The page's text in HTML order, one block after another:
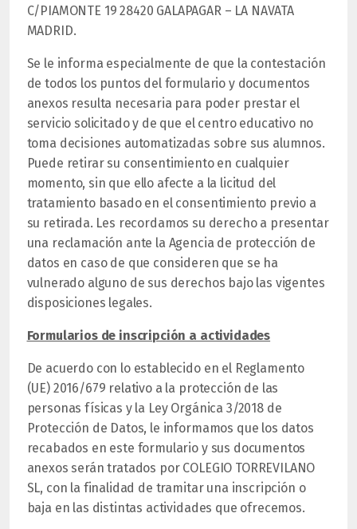
C/PIAMONTE 19 28420 GALAPAGAR – LA NAVATA
MADRID.
Se le informa especialmente de que la contestación
de todos los puntos del formulario y documentos
anexos resulta necesaria para poder prestar el
servicio solicitado y de que el centro educativo no
toma decisiones automatizadas sobre sus alumnos.
Puede retirar su consentimiento en cualquier
momento, sin que ello afecte a la licitud del
tratamiento basado en el consentimiento previo a
su retirada. Les recordamos su derecho a presentar
una reclamación ante la Agencia de protección de
datos en caso de que consideren que se ha
vulnerado alguno de sus derechos bajo las vigentes
disposiciones legales.
Formularios de inscripción a actividades
De acuerdo con lo establecido en el Reglamento
(UE) 2016/679 relativo a la protección de las
personas físicas y la Ley Orgánica 3/2018 de
Protección de Datos, le informamos que los datos
recabados en este formulario y sus documentos
anexos serán tratados por COLEGIO TORREVILANO
SL, con la finalidad de tramitar una inscripción o
baja en las distintas actividades que ofrecemos.